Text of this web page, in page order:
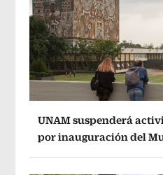
UNAM suspenderá
por inauguración del